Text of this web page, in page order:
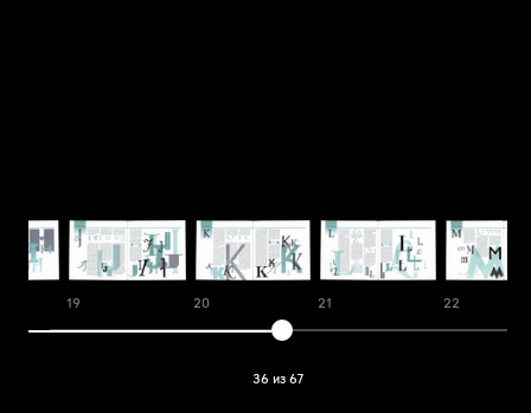
19 20 21 22
36 из 67